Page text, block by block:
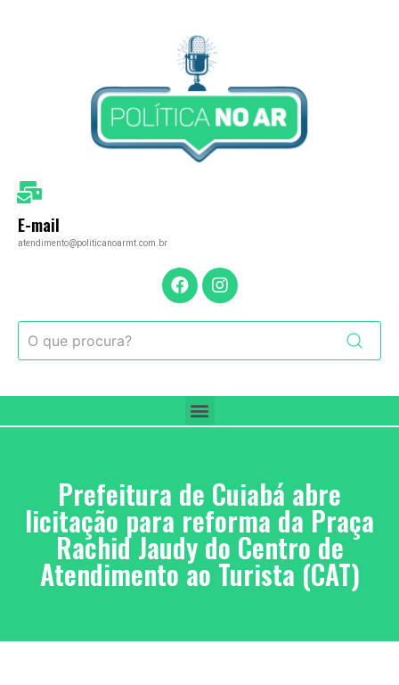
E-mail
atendimento@politicanoarmt.com.br
Prefeitura de Cuiabá abre
licitação para reforma da Praça
Rachid Jaudy do Centro de
Atendimento ao Turista (CAT)